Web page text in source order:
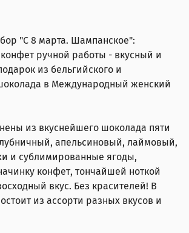
"С 8 марта. Шампанское":
ручной работы - вкусный и
из бельгийского и
в Международный женский
из вкуснейшего шоколада пяти
апельсиновый, лаймовый,
и сублимированные ягоды,
конфет, тончайшей ноткой
вкус. Без красителей! В
из ассорти разных вкусов и